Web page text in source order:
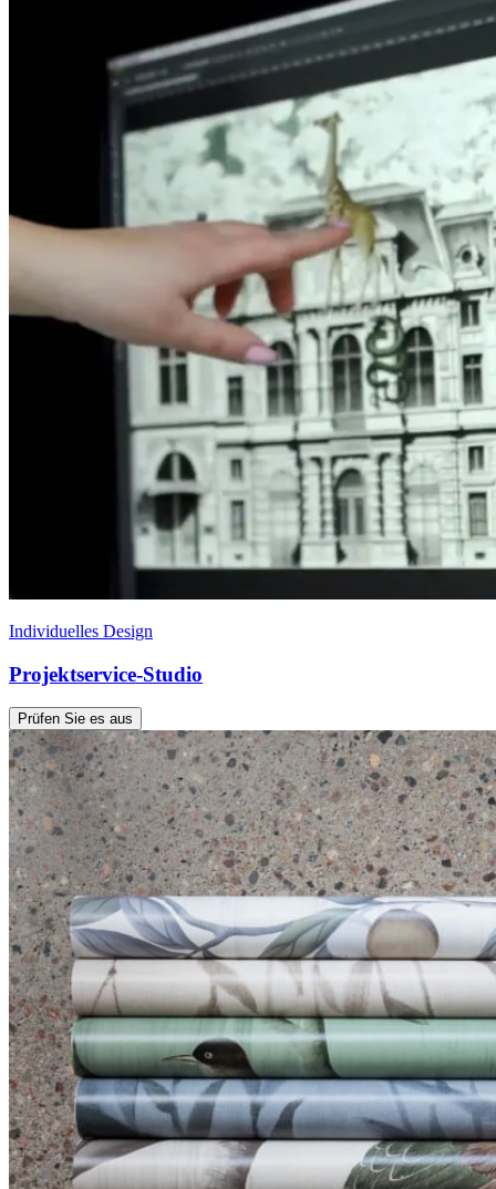
Individuelles Design
Projektservice-Studio
Prüfen Sie es aus